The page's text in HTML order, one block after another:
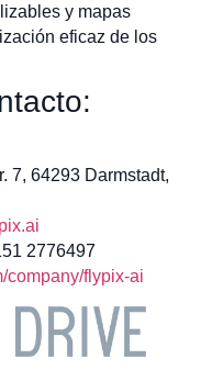
y mapas
eficaz de los
7, 64293 Darmstadt,
2776497
company/flypix-ai